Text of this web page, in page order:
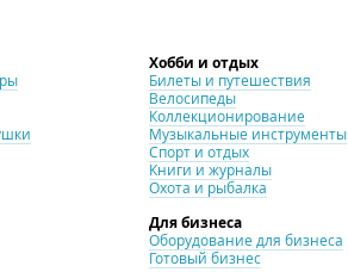
Хобби и отдых
Билеты и путешествия
Велосипеды
Коллекционирование
Музыкальные инструменты
Спорт и отдых
Книги и журналы
Охота и рыбалка
Для бизнеса
Оборудование для бизнеса
Готовый бизнес